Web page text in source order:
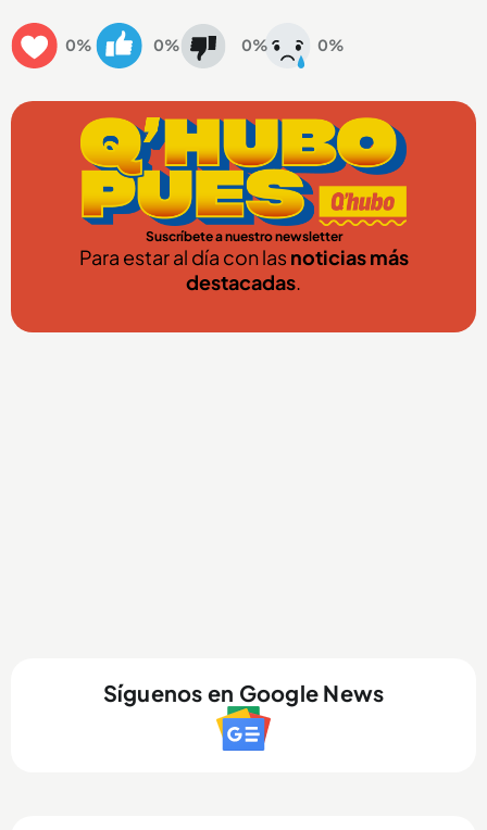
0% 0% 0% 0%
Suscríbete a nuestro newsletter
Para estar al día con lasnoticias más
destacadas
Síguenos en Google News